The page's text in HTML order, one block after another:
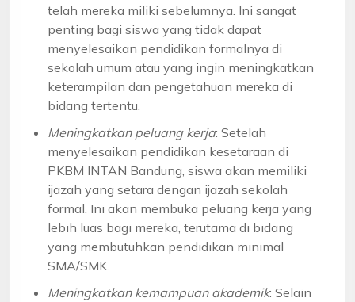
telah mereka miliki sebelumnya. Ini sangat
penting bagi siswa yang tidak dapat
menyelesaikan pendidikan formalnya di
sekolah umum atau yang ingin meningkatkan
keterampilan dan pengetahuan mereka di
bidang tertentu.
Meningkatkan peluang kerja: Setelah
menyelesaikan pendidikan kesetaraan di
PKBM INTAN Bandung, siswa akan memiliki
ijazah yang setara dengan ijazah sekolah
formal. Ini akan membuka peluang kerja yang
lebih luas bagi mereka, terutama di bidang
yang membutuhkan pendidikan minimal
SMA/SMK.
Meningkatkan kemampuan akademik: Selain